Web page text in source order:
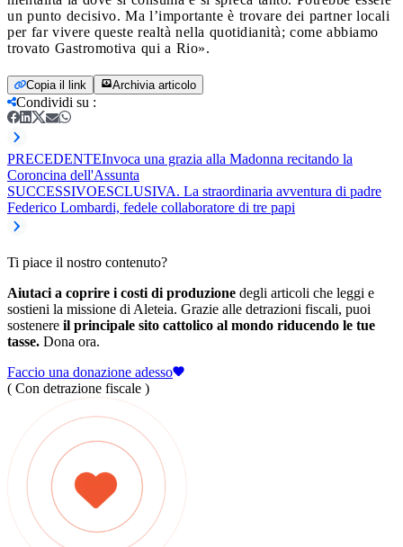
un punto decisivo. Ma l’importante è trovare dei partner locali
per far vivere queste realtà nella quotidianità; come abbiamo
trovato Gastromotiva qui a Rio».
Copia il link Archivia articolo
Condividi su :
PRECEDENTEInvoca una grazia alla Madonna recitando la
Coroncina dell'Assunta
SUCCESSIVOESCLUSIVA. La straordinaria avventura di padre
Federico Lombardi, fedele collaboratore di tre papi
Ti piace il nostro contenuto?
Aiutaci a coprire i costi di produzione degli articoli che leggi e
sostieni la missione di Aleteia. Grazie alle detrazioni fiscali, puoi
sostenere il principale sito cattolico al mondo riducendo le tue
tasse. Dona ora.
Faccio una donazione adesso
( Con detrazione fiscale )